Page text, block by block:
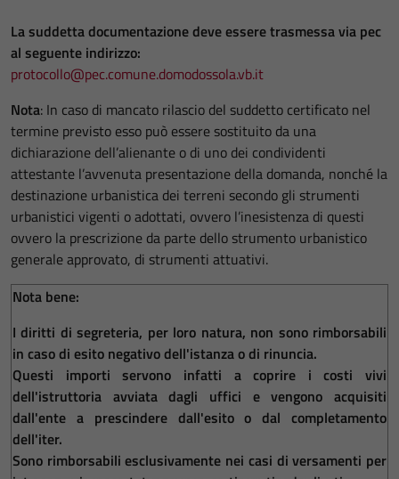
La suddetta documentazione deve essere trasmessa via pec
al seguente indirizzo:
protocollo@pec.comune.domodossola.vb.it
Nota: In caso di mancato rilascio del suddetto certificato nel
termine previsto esso può essere sostituito da una
dichiarazione dell’alienante o di uno dei condividenti
attestante l’avvenuta presentazione della domanda, nonché la
destinazione urbanistica dei terreni secondo gli strumenti
urbanistici vigenti o adottati, ovvero l’inesistenza di questi
ovvero la prescrizione da parte dello strumento urbanistico
generale approvato, di strumenti attuativi.
Nota bene:
I diritti di segreteria, per loro natura, non sono rimborsabili
in caso di esito negativo dell'istanza o di rinuncia.
Questi importi servono infatti a coprire i costi vivi
dell'istruttoria avviata dagli uffici e vengono acquisiti
dall'ente a prescindere dall'esito o dal completamento
dell'iter.
Sono rimborsabili esclusivamente nei casi di versamenti per